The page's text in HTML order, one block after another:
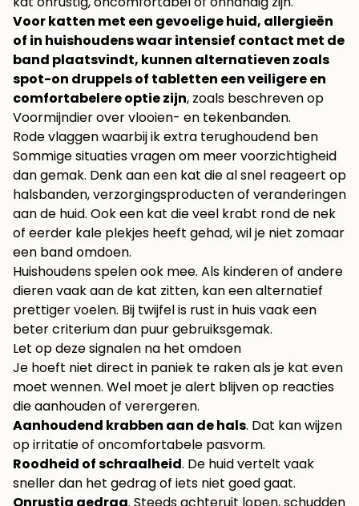
Voor katten met een gevoelige huid, allergieën
of in huishoudens waar intensief contact met de
band plaatsvindt, kunnen alternatieven zoals
spot-on druppels of tabletten een veiligere en
comfortabelere optie zijn, zoals beschreven op
Voormijndier over vlooien- en tekenbanden.
Rode vlaggen waarbij ik extra terughoudend ben
Sommige situaties vragen om meer voorzichtigheid
dan gemak. Denk aan een kat die al snel reageert op
halsbanden, verzorgingsproducten of veranderingen
aan de huid. Ook een kat die veel krabt rond de nek
of eerder kale plekjes heeft gehad, wil je niet zomaar
een band omdoen.
Huishoudens spelen ook mee. Als kinderen of andere
dieren vaak aan de kat zitten, kan een alternatief
prettiger voelen. Bij twijfel is rust in huis vaak een
beter criterium dan puur gebruiksgemak.
Let op deze signalen na het omdoen
Je hoeft niet direct in paniek te raken als je kat even
moet wennen. Wel moet je alert blijven op reacties
die aanhouden of verergeren.
Aanhoudend krabben aan de hals. Dat kan wijzen
op irritatie of oncomfortabele pasvorm.
Roodheid of schraalheid. De huid vertelt vaak
sneller dan het gedrag of iets niet goed gaat.
Onrustig gedrag. Steeds achteruit lopen, schudden